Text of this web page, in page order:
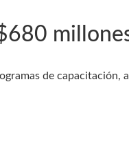
de